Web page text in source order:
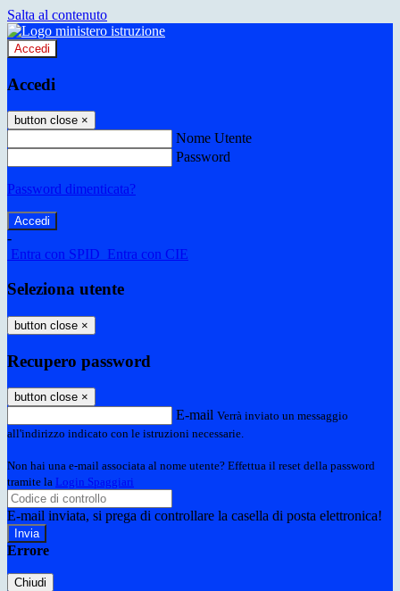
Salta al contenuto
Accedi
Accedi
button close ×
Nome Utente
Password
Password dimenticata?
-
Entra con SPID Entra con CIE
Seleziona utente
button close ×
Recupero password
button close ×
E-mail Verrà inviato un messaggio
all'indirizzo indicato con le istruzioni necessarie.
Non hai una e-mail associata al nome utente? Effettua il reset della password
tramite la Login Spaggiari
E-mail inviata, si prega di controllare la casella di posta elettronica!
Errore
Chiudi